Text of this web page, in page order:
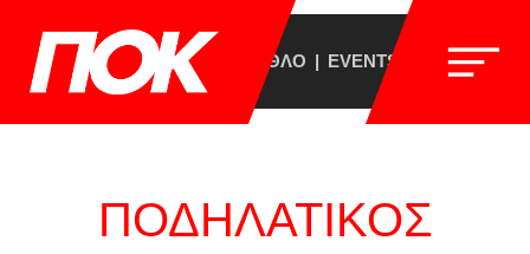
ΣΥΛΛΟΓΟΣ BREVET ΤΡΙΑΘΛΟ EVENTS
ΠΟΔΗΛΑΤΙΚΟΣ